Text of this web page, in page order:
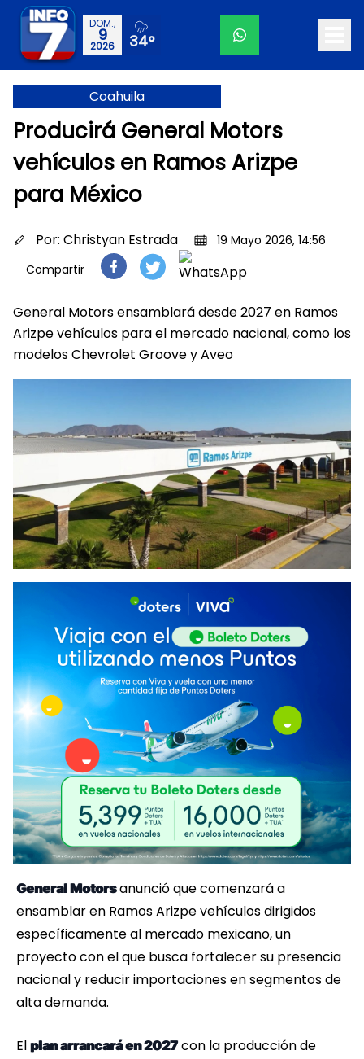
DOM.,
9
2026 34°
Coahuila
Producirá General Motors
vehículos en Ramos Arizpe
para México
Por: Christyan Estrada
19 Mayo 2026, 14:56
Compartir
General Motors ensamblará desde 2027 en Ramos
Arizpe vehículos para el mercado nacional, como los
modelos Chevrolet Groove y Aveo
General Motorsanunció que comenzará a
ensamblar en Ramos Arizpe vehículos dirigidos
específicamente al mercado mexicano, un
proyecto con el que busca fortalecer su presencia
nacional y reducir importaciones en segmentos de
alta demanda.
El plan arrancará en 2027con la producción de